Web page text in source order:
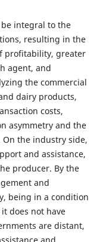
integral to the
resulting in the
profitability, greater
agent, and
the commercial
dairy products,
costs,
asymmetry and the
the industry side,
and assistance,
producer. By the
and
being in a condition
does not have
are distant,
and